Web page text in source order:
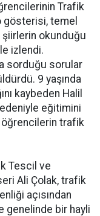
Trafik
gösterisi, temel
okunduğu
izlendi.
sorduğu sorular
9 yaşında
kaybeden Halil
eğitimini
öğrencilerin trafik
Tescil ve
Ali Çolak, trafik
açısından
genelinde bir hayli